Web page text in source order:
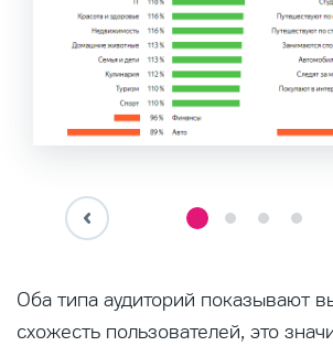
Оба типа аудиторий показывают
схожесть пользователей, это